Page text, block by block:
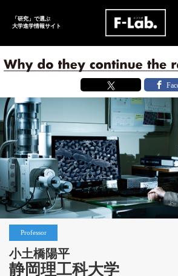
「研究」で選ぶ
大学進学情報サイト
Professor
小土橋陽平
静岡理工科大学